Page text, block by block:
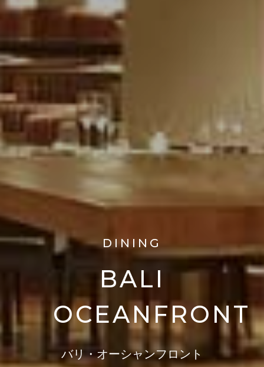
DINING
BALI
OCEANFRONT
バリ・オーシャンフロント